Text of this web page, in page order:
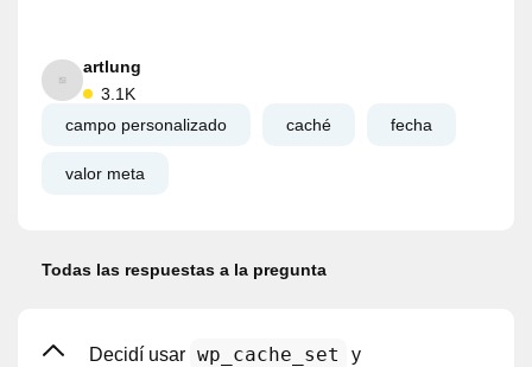
artlung
3.1K
campo personalizado
caché fecha
valor meta
Todas las respuestas a la pregunta
Decidí usar wp_cache_set y